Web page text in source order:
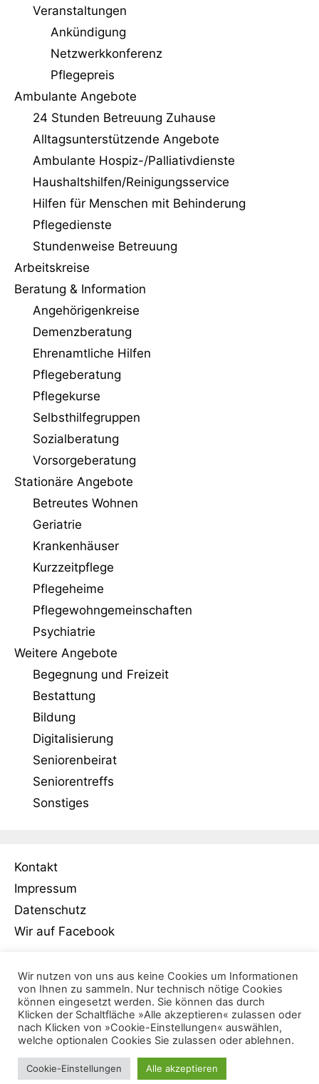
Veranstaltungen
Ankündigung
Netzwerkkonferenz
Pflegepreis
Ambulante Angebote
24 Stunden Betreuung Zuhause
Alltagsunterstützende Angebote
Ambulante Hospiz-/Palliativdienste
Haushaltshilfen/Reinigungs­service
Hilfen für Menschen mit Behinderung
Pflegedienste
Stundenweise Betreuung
Arbeitskreise
Beratung & Information
Angehörigenkreise
Demenzberatung
Ehrenamtliche Hilfen
Pflegeberatung
Pflegekurse
Selbsthilfegruppen
Sozialberatung
Vorsorgeberatung
Stationäre Angebote
Betreutes Wohnen
Geriatrie
Krankenhäuser
Kurzzeitpflege
Pflegeheime
Pflegewohngemeinschaften
Psychiatrie
Weitere Angebote
Begegnung und Freizeit
Bestattung
Bildung
Digitalisierung
Seniorenbeirat
Seniorentreffs
Sonstiges
Kontakt
Impressum
Datenschutz
Wir auf Facebook
2026 • Netz­werk »Älter wer­den in Pots­dam«
• Erstellt mitGeneratePress
Wir nutzen von uns aus keine Cookies um Informationen
von Ihnen zu sammeln. Nur technisch nötige Cookies
können eingesetzt werden. Sie können das durch
Klicken der Schaltfläche »Alle akzeptieren« zulassen oder
nach Klicken von »Cookie-Einstellungen« auswählen,
welche optionalen Cookies Sie zulassen oder ablehnen.
Cookie-Einstellungen Alle akzeptieren